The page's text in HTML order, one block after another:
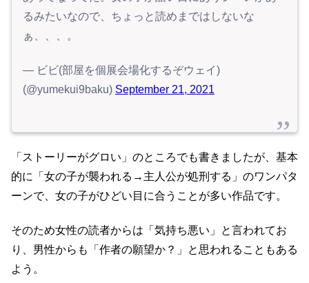
るみたいなので、ちょっと読めまではしないな
ぁ、、、。
— ビビ(部屋を個展会場化するぞウェイ)
(@yumekui9baku) September 21, 2021
「ストーリーがグロい」のところでも書きましたが、基本
的に「女の子が襲われる→主人公が処刑する」のワンパタ
ーンで、女の子がひどい目に合うことが多い作品です。
そのため女性の読者からは「気持ち悪い」と言われてお
り、男性からも「作者の願望か？」と思われることもある
よう。